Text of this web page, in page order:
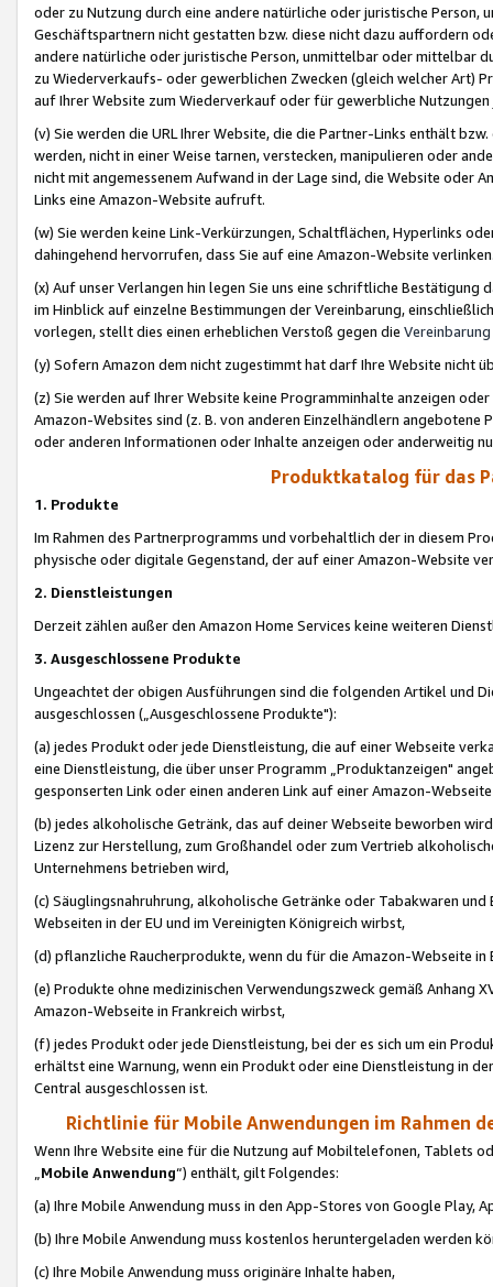
oder zu Nutzung durch eine andere natürliche oder juristische
Geschäftspartnern nicht gestatten bzw. diese nicht dazu auffordern
andere natürliche oder juristische Person, unmittelbar oder mittelbar
zu Wiederverkaufs- oder gewerblichen Zwecken (gleich welcher Art)
auf Ihrer Website zum Wiederverkauf oder für gewerbliche
(v) Sie werden die URL Ihrer Website, die die Partner-Links enthält
werden, nicht in einer Weise tarnen, verstecken, manipulieren oder
nicht mit angemessenem Aufwand in der Lage sind, die Website oder
Links eine Amazon-Website aufruft.
(w) Sie werden keine Link-Verkürzungen, Schaltflächen, Hyperlinks
dahingehend hervorrufen, dass Sie auf eine Amazon-Website
(x) Auf unser Verlangen hin legen Sie uns eine schriftliche
im Hinblick auf einzelne Bestimmungen der Vereinbarung,
vorlegen, stellt dies einen erheblichen Verstoß gegen die Vereinbarung
(y) Sofern Amazon dem nicht zugestimmt hat darf Ihre Website nicht
(z) Sie werden auf Ihrer Website keine Programminhalte anzeigen
Amazon-Websites sind (z. B. von anderen Einzelhändlern
oder anderen Informationen oder Inhalte anzeigen oder anderweitig
Produktkatalog für das
1. Produkte
Im Rahmen des Partnerprogramms und vorbehaltlich der in diesem
physische oder digitale Gegenstand, der auf einer Amazon-Website
2. Dienstleistungen
Derzeit zählen außer den Amazon Home Services keine weiteren
3. Ausgeschlossene Produkte
Ungeachtet der obigen Ausführungen sind die folgenden Artikel und
ausgeschlossen („Ausgeschlossene Produkte"):
(a) jedes Produkt oder jede Dienstleistung, die auf einer Webseite
eine Dienstleistung, die über unser Programm „Produktanzeigen"
gesponserten Link oder einen anderen Link auf einer Amazon-
(b) jedes alkoholische Getränk, das auf deiner Webseite beworben
Lizenz zur Herstellung, zum Großhandel oder zum Vertrieb
Unternehmens betrieben wird,
(c) Säuglingsnahruhrung, alkoholische Getränke oder Tabakwaren
Webseiten in der EU und im Vereinigten Königreich wirbst,
(d) pflanzliche Raucherprodukte, wenn du für die Amazon-Webseite in
(e) Produkte ohne medizinischen Verwendungszweck gemäß Anhang
Amazon-Webseite in Frankreich wirbst,
(f) jedes Produkt oder jede Dienstleistung, bei der es sich um ein
erhältst eine Warnung, wenn ein Produkt oder eine Dienstleistung in
Central ausgeschlossen ist.
Richtlinie für Mobile Anwendungen im Rahmen
Wenn Ihre Website eine für die Nutzung auf Mobiltelefonen, Tablets
„Mobile Anwendung“) enthält, gilt Folgendes:
(a) Ihre Mobile Anwendung muss in den App-Stores von Google Play,
(b) Ihre Mobile Anwendung muss kostenlos heruntergeladen werden
(c) Ihre Mobile Anwendung muss originäre Inhalte haben,